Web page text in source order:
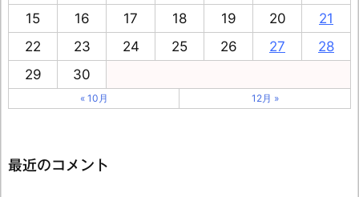
15 16 17 18 19 20
21
22
23 24 25 26 27
28
29
30
« 10月 12月 »
最近のコメント